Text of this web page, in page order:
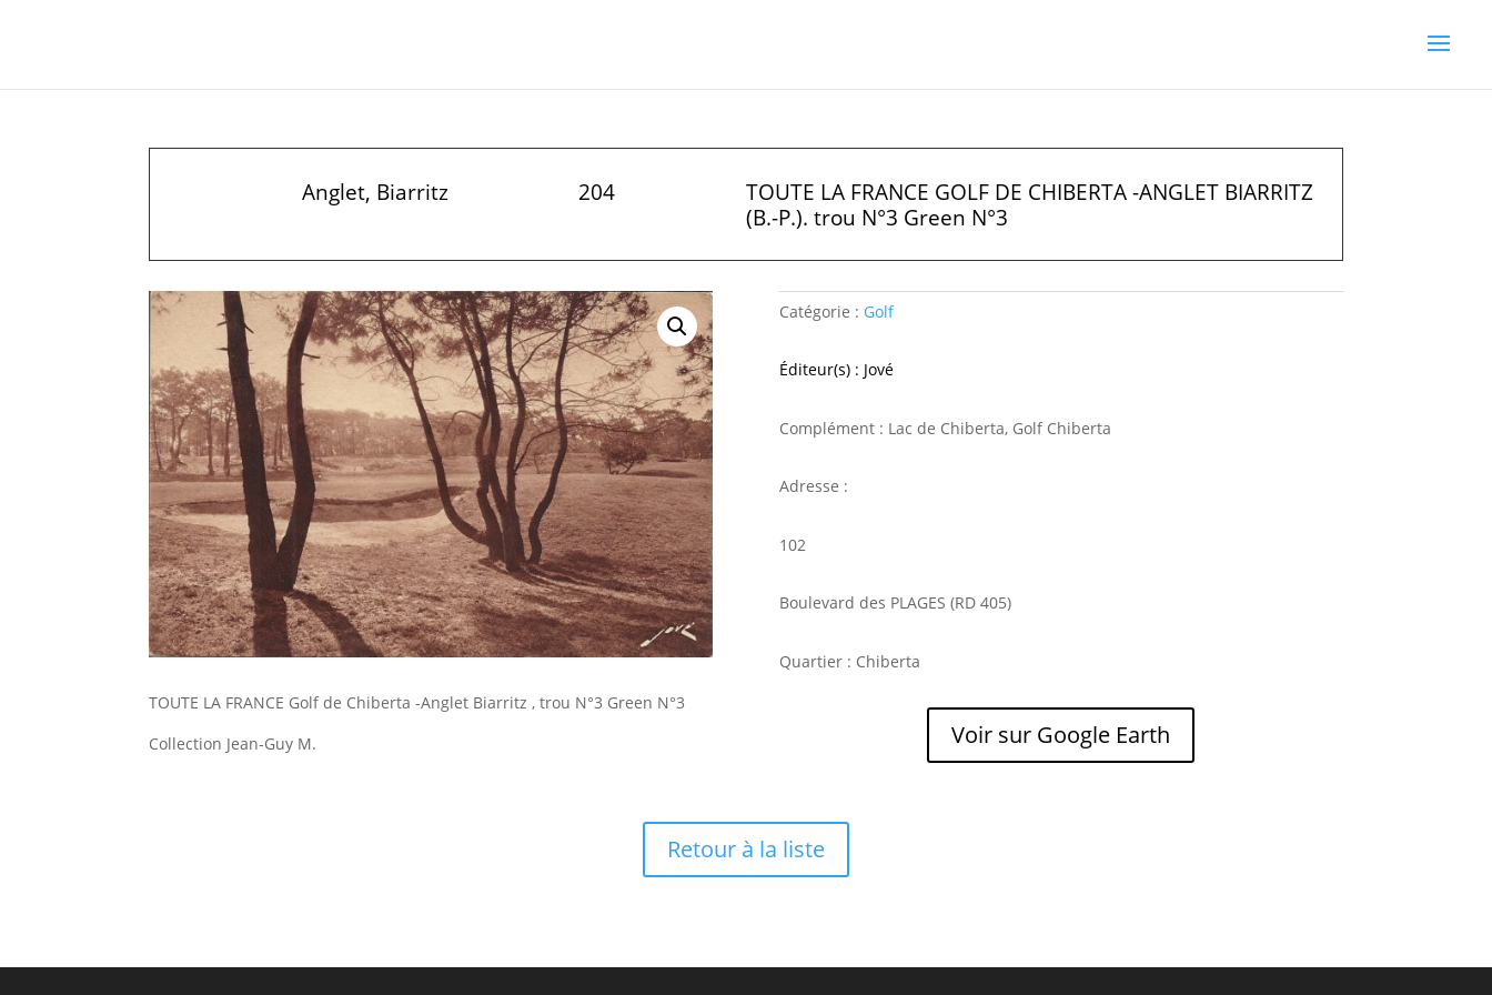
Anglet, Biarritz 204
TOUTE LA FRANCE GOLF DE CHIBERTA -ANGLET BIARRITZ
(B.-P.). trou N°3 Green N°3
TOUTE LA FRANCE Golf de Chiberta -Anglet Biarritz , trou N°3 Green N°3
Collection Jean-Guy M.
Catégorie : Golf
Éditeur(s) : Jové
Complément : Lac de Chiberta, Golf Chiberta
Adresse :
102
Boulevard des PLAGES (RD 405)
Quartier : Chiberta
Voir sur Google Earth
Retour à la liste